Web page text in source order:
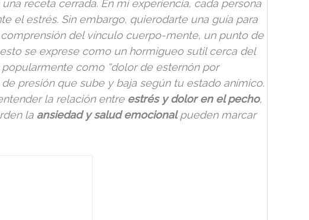
receta cerrada. En mi experiencia, cada persona
el estrés. Sin embargo, quierodarte una guía para
del vínculo cuerpo-mente, un punto de
se exprese como un hormigueo sutil cerca del
como “dolor de esternón por
presión que sube y baja según tu estado anímico.
la relación entre estrés y dolor en el pecho,
la ansiedad y salud emocionalpueden marcar